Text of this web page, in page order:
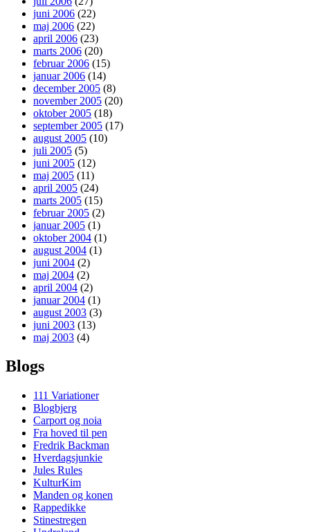
juni 2006 (22)
maj 2006 (22)
april 2006 (23)
marts 2006 (20)
februar 2006 (15)
januar 2006 (14)
december 2005 (8)
november 2005 (20)
oktober 2005 (18)
september 2005 (17)
august 2005 (10)
juli 2005 (5)
juni 2005 (12)
maj 2005 (11)
april 2005 (24)
marts 2005 (15)
februar 2005 (2)
januar 2005 (1)
oktober 2004 (1)
august 2004 (1)
juni 2004 (2)
maj 2004 (2)
april 2004 (2)
januar 2004 (1)
august 2003 (3)
juni 2003 (13)
maj 2003 (4)
Blogs
111 Variationer
Blogbjerg
Carport og noia
Fra hoved til pen
Fredrik Backman
Hverdagsjunkie
Jules Rules
KulturKim
Manden og konen
Rappedikke
Stinestregen